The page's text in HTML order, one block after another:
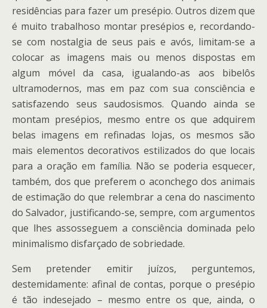
residências para fazer um presépio. Outros dizem que
é muito trabalhoso montar presépios e, recordando-
se com nostalgia de seus pais e avós, limitam-se a
colocar as imagens mais ou menos dispostas em
algum móvel da casa, igualando-as aos bibelôs
ultramodernos, mas em paz com sua consciência e
satisfazendo seus saudosismos. Quando ainda se
montam presépios, mesmo entre os que adquirem
belas imagens em refinadas lojas, os mesmos são
mais elementos decorativos estilizados do que locais
para a oração em família. Não se poderia esquecer,
também, dos que preferem o aconchego dos animais
de estimação do que relembrar a cena do nascimento
do Salvador, justificando-se, sempre, com argumentos
que lhes assosseguem a consciência dominada pelo
minimalismo disfarçado de sobriedade.
Sem pretender emitir juízos, perguntemos,
destemidamente: afinal de contas, porque o presépio
é tão indesejado – mesmo entre os que, ainda, o